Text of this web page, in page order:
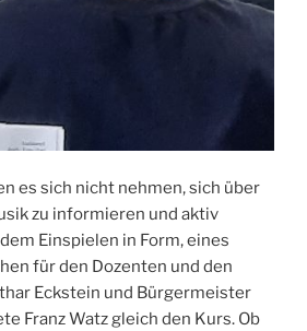
es sich nicht nehmen, sich über
zu informieren und aktiv
Einspielen in Form, eines
für den Dozenten und den
Eckstein und Bürgermeister
Franz Watz gleich den Kurs. Ob